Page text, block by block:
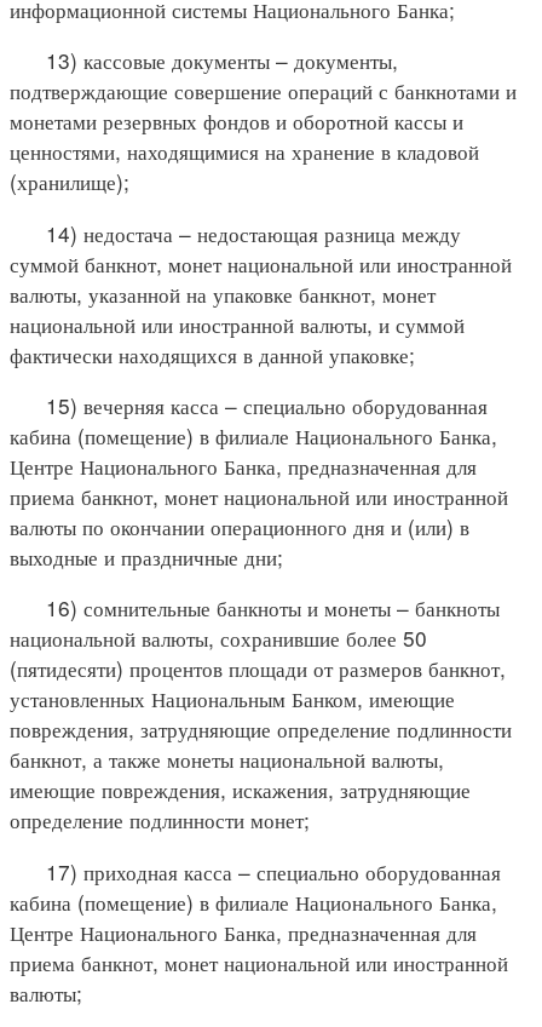
информационной системы Национального Банка;
13) кассовые документы – документы,
подтверждающие совершение операций с банкнотами и
монетами резервных фондов и оборотной кассы и
ценностями, находящимися на хранение в кладовой
(хранилище);
14) недостача – недостающая разница между
суммой банкнот, монет национальной или иностранной
валюты, указанной на упаковке банкнот, монет
национальной или иностранной валюты, и суммой
фактически находящихся в данной упаковке;
15) вечерняя касса – специально оборудованная
кабина (помещение) в филиале Национального Банка,
Центре Национального Банка, предназначенная для
приема банкнот, монет национальной или иностранной
валюты по окончании операционного дня и (или) в
выходные и праздничные дни;
16) сомнительные банкноты и монеты – банкноты
национальной валюты, сохранившие более 50
(пятидесяти) процентов площади от размеров банкнот,
установленных Национальным Банком, имеющие
повреждения, затрудняющие определение подлинности
банкнот, а также монеты национальной валюты,
имеющие повреждения, искажения, затрудняющие
определение подлинности монет;
17) приходная касса – специально оборудованная
кабина (помещение) в филиале Национального Банка,
Центре Национального Банка, предназначенная для
приема банкнот, монет национальной или иностранной
валюты;